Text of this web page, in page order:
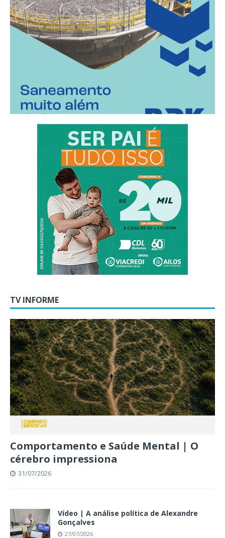
TV INFORME
Comportamento e Saúde Mental | O
cérebro impressiona
31/07/2026
Vídeo | A análise política de Alexandre
Gonçalves
27/07/2026